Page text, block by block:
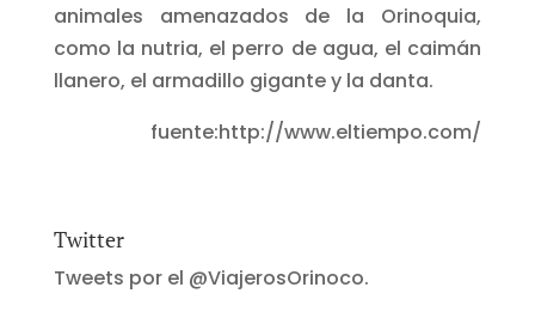
animales amenazados de la Orinoquia,
como la nutria, el perro de agua, el caimán
llanero, el armadillo gigante y la danta.
fuente:http://www.eltiempo.com/
Twitter
Tweets por el @ViajerosOrinoco.